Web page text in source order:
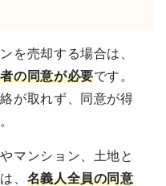
を売却する場合は、
の同意が必要です。
が取れず、同意が得
マンション、土地と
、 名義人全員の同意